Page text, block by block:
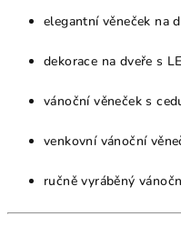
elegantní věneček na
dekorace na dveře s
vánoční věneček s
venkovní vánoční
ručně vyráběný